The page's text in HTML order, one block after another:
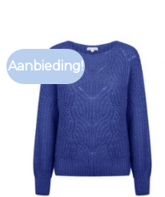
Aanbieding!